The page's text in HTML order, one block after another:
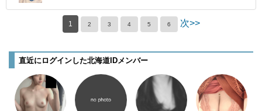
1 2 3 4 5 6 次>>
直近にログインした北海道IDメンバー